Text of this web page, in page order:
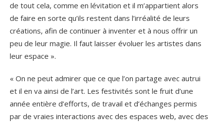
de tout cela, comme en lévitation et il m’appartient alors
de faire en sorte qu’ils restent dans l’irréalité de leurs
créations, afin de continuer à inventer et à nous offrir un
peu de leur magie. Il faut laisser évoluer les artistes dans
leur espace ».
« On ne peut admirer que ce que l’on partage avec autrui
et il en va ainsi de l’art. Les festivités sont le fruit d’une
année entière d’efforts, de travail et d’échanges permis
par de vraies interactions avec des espaces web, avec des